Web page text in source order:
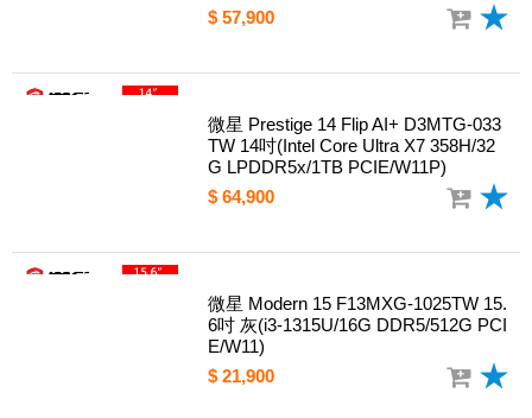
$ 57,900
微星 Prestige 14 Flip AI+ D3MTG-033
TW 14吋(Intel Core Ultra X7 358H/32
G LPDDR5x/1TB PCIE/W11P)
$ 64,900
微星 Modern 15 F13MXG-1025TW 15.
6吋 灰(i3-1315U/16G DDR5/512G PCI
E/W11)
$ 21,900